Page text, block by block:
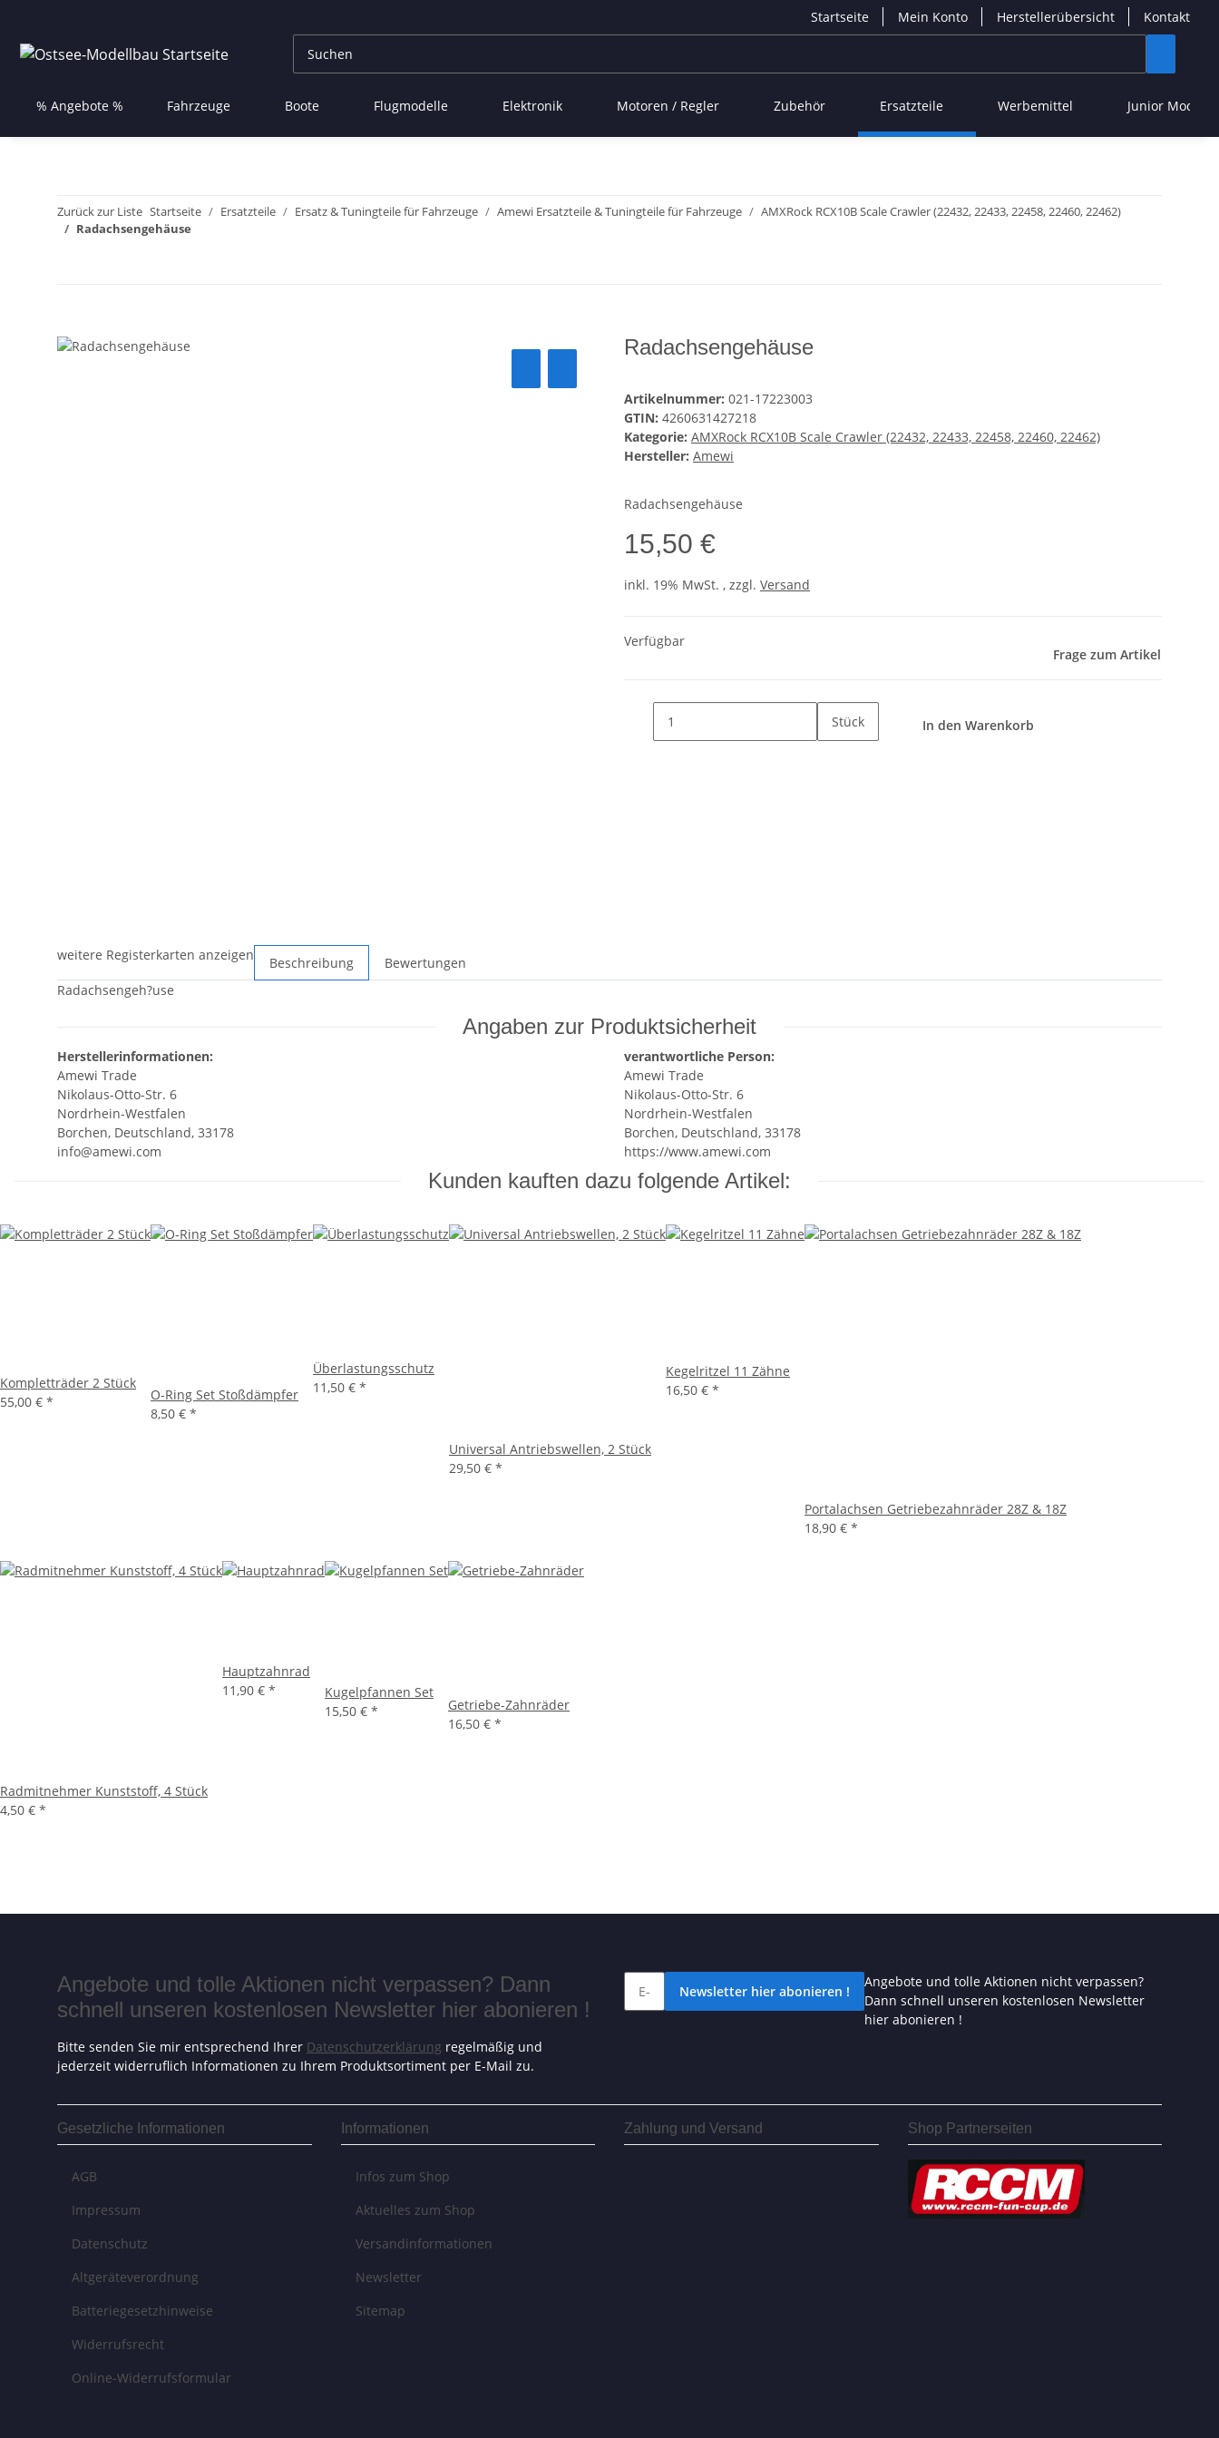
Startseite Mein Konto Herstellerübersicht Kontakt
% Angebote % Fahrzeuge Boote Flugmodelle Elektronik Motoren / Regler Zubehör Ersatzteile Werbemittel Junior
Zurück zur Liste Startseite Ersatzteile Ersatz & Tuningteile für Fahrzeuge Amewi Ersatzteile & Tuningteile für Fahrzeuge
AMXRock RCX10B Scale Crawler (22432, 22433, 22458, 22460, 22462)
Radachsengehäuse
Radachsengehäuse
Artikelnummer: 021-17223003
GTIN: 4260631427218
Kategorie: AMXRock RCX10B Scale Crawler (22432, 22433, 22458, 22460, 22462)
Hersteller: Amewi
Radachsengehäuse
15,50 €
inkl. 19% MwSt. , zzgl. Versand
Verfügbar
Frage zum Artikel
Stück In den Warenkorb
weitere Registerkarten anzeigen Beschreibung
Bewertungen
Radachsengeh?use
Angaben zur Produktsicherheit
Herstellerinformationen:
Amewi Trade
Nikolaus-Otto-Str. 6
Nordrhein-Westfalen
Borchen, Deutschland, 33178
info@amewi.com
verantwortliche Person:
Amewi Trade
Nikolaus-Otto-Str. 6
Nordrhein-Westfalen
Borchen, Deutschland, 33178
https://www.amewi.com
Kunden kauften dazu folgende Artikel:
Kompletträder 2 Stück
55,00 € *
O-Ring Set Stoßdämpfer
8,50 € *
Überlastungsschutz
11,50 € *
Universal Antriebswellen, 2 Stück
29,50 € *
Kegelritzel 11 Zähne
16,50 € *
Portalachsen Getriebezahnräder 28Z & 18Z
18,90 € *
Radmitnehmer Kunststoff, 4 Stück
4,50 € *
Hauptzahnrad
11,90 € *
Kugelpfannen Set
15,50 € *
Getriebe-Zahnräder
16,50 € *
Angebote und tolle Aktionen nicht verpassen? Dann
schnell unseren kostenlosen Newsletter hier abonieren !
Bitte senden Sie mir entsprechend Ihrer Datenschutzerklärung regelmäßig und
jederzeit widerruflich Informationen zu Ihrem Produktsortiment per E-Mail zu.
Newsletter hier abonieren !
Angebote und tolle Aktionen nicht verpassen?
Dann schnell unseren kostenlosen Newsletter
hier abonieren !
Gesetzliche Informationen
AGB
Impressum
Datenschutz
Altgeräteverordnung
Batteriegesetzhinweise
Widerrufsrecht
Online-Widerrufsformular
Informationen
Infos zum Shop
Aktuelles zum Shop
Versandinformationen
Newsletter
Sitemap
Zahlung und Versand Shop Partnerseiten